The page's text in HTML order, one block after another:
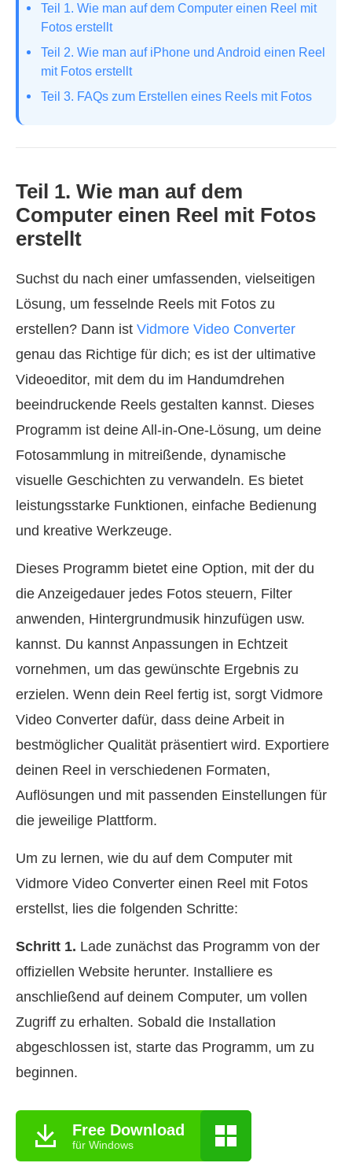
Teil 1. Wie man auf dem Computer einen Reel mit
Fotos erstellt
Teil 2. Wie man auf iPhone und Android einen Reel
mit Fotos erstellt
Teil 3. FAQs zum Erstellen eines Reels mit Fotos
Teil 1. Wie man auf dem
Computer einen Reel mit Fotos
erstellt
Suchst du nach einer umfassenden, vielseitigen
Lösung, um fesselnde Reels mit Fotos zu
erstellen? Dann ist Vidmore Video Converter
genau das Richtige für dich; es ist der ultimative
Videoeditor, mit dem du im Handumdrehen
beeindruckende Reels gestalten kannst. Dieses
Programm ist deine All‑in‑One‑Lösung, um deine
Fotosammlung in mitreißende, dynamische
visuelle Geschichten zu verwandeln. Es bietet
leistungsstarke Funktionen, einfache Bedienung
und kreative Werkzeuge.
Dieses Programm bietet eine Option, mit der du
die Anzeigedauer jedes Fotos steuern, Filter
anwenden, Hintergrundmusik hinzufügen usw.
kannst. Du kannst Anpassungen in Echtzeit
vornehmen, um das gewünschte Ergebnis zu
erzielen. Wenn dein Reel fertig ist, sorgt Vidmore
Video Converter dafür, dass deine Arbeit in
bestmöglicher Qualität präsentiert wird. Exportiere
deinen Reel in verschiedenen Formaten,
Auflösungen und mit passenden Einstellungen für
die jeweilige Plattform.
Um zu lernen, wie du auf dem Computer mit
Vidmore Video Converter einen Reel mit Fotos
erstellst, lies die folgenden Schritte:
Schritt 1. Lade zunächst das Programm von der
offiziellen Website herunter. Installiere es
anschließend auf deinem Computer, um vollen
Zugriff zu erhalten. Sobald die Installation
abgeschlossen ist, starte das Programm, um zu
beginnen.
Free Download
für Windows